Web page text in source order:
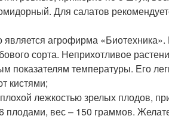
Для салатов
агрофирма
сорта. Неприхотливое
показателям температуры. Его
кистями;
лежкостью зрелых плодов,
вес – 150 граммов.